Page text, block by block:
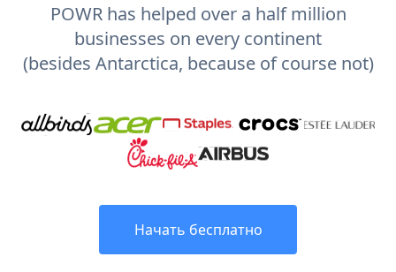
POWR has helped over a half million
businesses on every continent
(besides Antarctica, because of course not)
Начать бесплатно